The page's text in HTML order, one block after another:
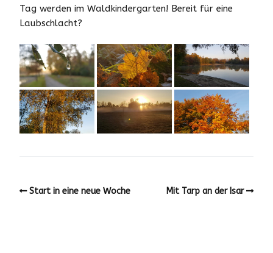
Tag werden im Waldkindergarten! Bereit für eine
Laubschlacht?
Start in eine neue Woche Mit Tarp an der Isar